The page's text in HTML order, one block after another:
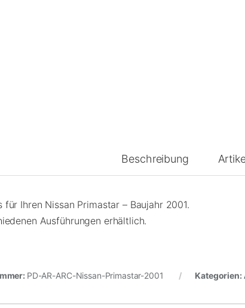
Beschreibung
für Ihren Nissan Primastar – Baujahr 2001.
Ausführungen erhältlich.
PD-AR-ARC-Nissan-Primastar-2001 Kategorien: